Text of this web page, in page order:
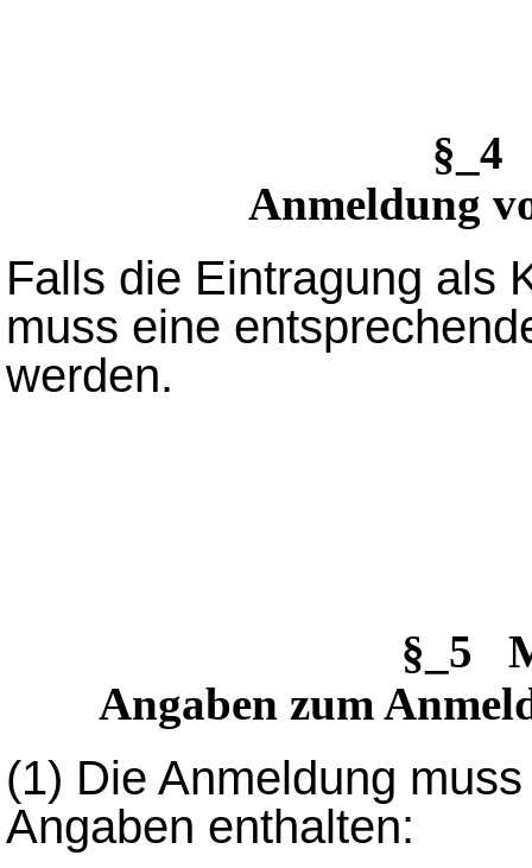
§_4
Anmeldung
Falls die Eintragung als
muss eine
werden.
§_5
Angaben zum
(1) Die Anmeldung
Angaben enthalten: